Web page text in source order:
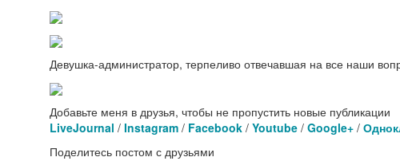
Девушка-администратор, терпеливо отвечавшая на все наши
Добавьте меня в друзья, чтобы не пропустить новые публикации
LiveJournal / Instagram / Facebook / Youtube / Google+ /
Поделитесь постом с друзьями